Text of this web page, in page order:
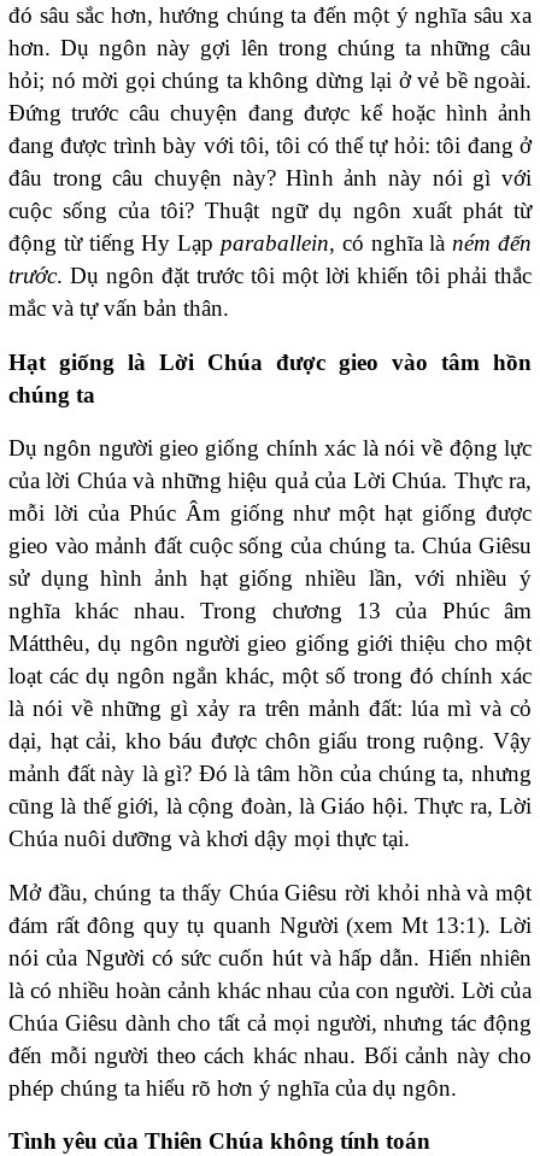
đó sâu sắc hơn, hướng chúng ta đến một ý nghĩa sâu xa
hơn. Dụ ngôn này gợi lên trong chúng ta những câu
hỏi; nó mời gọi chúng ta không dừng lại ở vẻ bề ngoài.
Đứng trước câu chuyện đang được kể hoặc hình ảnh
đang được trình bày với tôi, tôi có thể tự hỏi: tôi đang ở
đâu trong câu chuyện này? Hình ảnh này nói gì với
cuộc sống của tôi? Thuật ngữ dụ ngôn xuất phát từ
động từ tiếng Hy Lạp paraballein, có nghĩa là ném đến
trước. Dụ ngôn đặt trước tôi một lời khiến tôi phải thắc
mắc và tự vấn bản thân.
Hạt giống là Lời Chúa được gieo vào tâm hồn
chúng ta
Dụ ngôn người gieo giống chính xác là nói về động lực
của lời Chúa và những hiệu quả của Lời Chúa. Thực ra,
mỗi lời của Phúc Âm giống như một hạt giống được
gieo vào mảnh đất cuộc sống của chúng ta. Chúa Giêsu
sử dụng hình ảnh hạt giống nhiều lần, với nhiều ý
nghĩa khác nhau. Trong chương 13 của Phúc âm
Mátthêu, dụ ngôn người gieo giống giới thiệu cho một
loạt các dụ ngôn ngắn khác, một số trong đó chính xác
là nói về những gì xảy ra trên mảnh đất: lúa mì và cỏ
dại, hạt cải, kho báu được chôn giấu trong ruộng. Vậy
mảnh đất này là gì? Đó là tâm hồn của chúng ta, nhưng
cũng là thế giới, là cộng đoàn, là Giáo hội. Thực ra, Lời
Chúa nuôi dưỡng và khơi dậy mọi thực tại.
Mở đầu, chúng ta thấy Chúa Giêsu rời khỏi nhà và một
đám rất đông quy tụ quanh Người (xem Mt 13:1). Lời
nói của Người có sức cuốn hút và hấp dẫn. Hiển nhiên
là có nhiều hoàn cảnh khác nhau của con người. Lời của
Chúa Giêsu dành cho tất cả mọi người, nhưng tác động
đến mỗi người theo cách khác nhau. Bối cảnh này cho
phép chúng ta hiểu rõ hơn ý nghĩa của dụ ngôn.
Tình yêu của Thiên Chúa không tính toán